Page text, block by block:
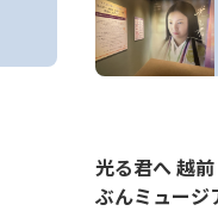
光る君へ 越
ぶんミュージ